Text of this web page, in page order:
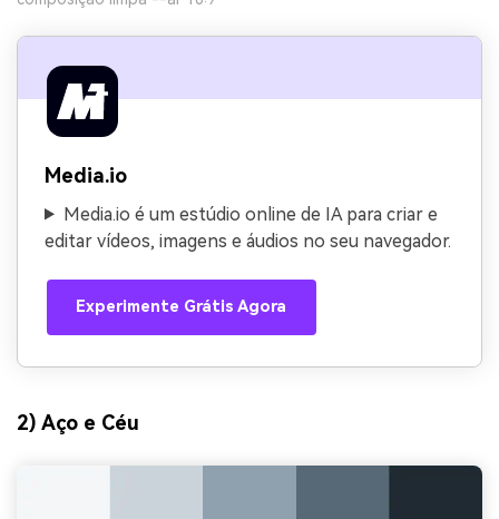
Media.io
Media.io é um estúdio online de IA para criar e
editar vídeos, imagens e áudios no seu navegador.
Experimente Grátis Agora
2) Aço e Céu